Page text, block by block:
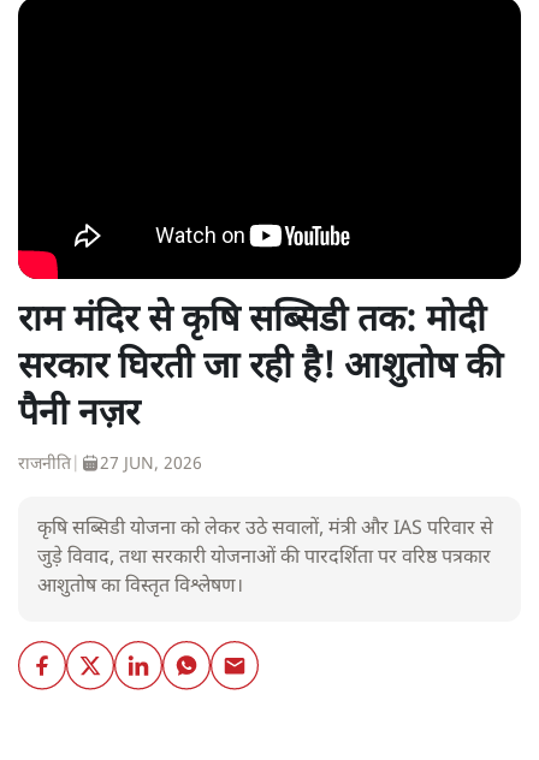
राम मंदिर से कृषि सब्सिडी तक: मोदी
सरकार घिरती जा रही है! आशुतोष की
पैनी नज़र
राजनीति 27 JUN, 2026
कृषि सब्सिडी योजना को लेकर उठे सवालों, मंत्री और IAS परिवार से
जुड़े विवाद, तथा सरकारी योजनाओं की पारदर्शिता पर वरिष्ठ पत्रकार
आशुतोष का विस्तृत विश्लेषण।